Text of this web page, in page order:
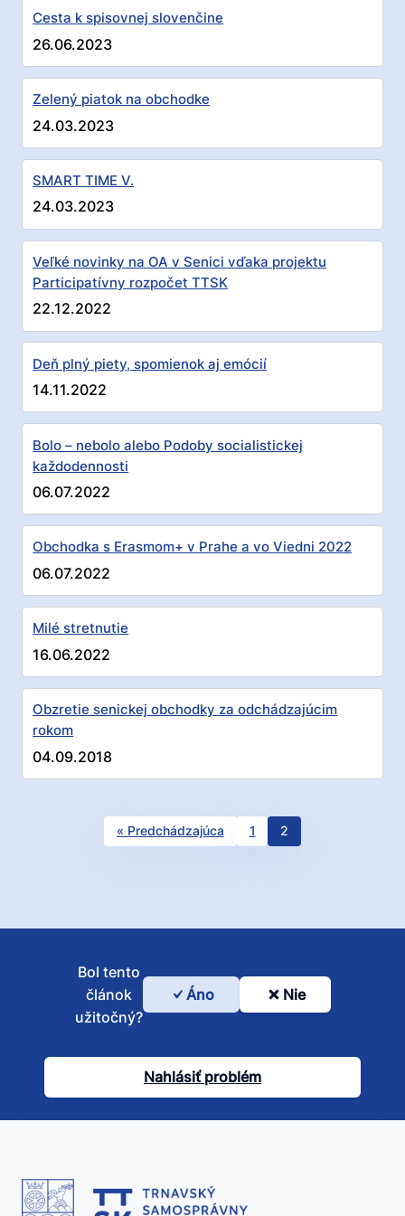
Cesta k spisovnej slovenčine
26.06.2023
Zelený piatok na obchodke
24.03.2023
SMART TIME V.
24.03.2023
Veľké novinky na OA v Senici vďaka projektu
Participatívny rozpočet TTSK
22.12.2022
Deň plný piety, spomienok aj emócií
14.11.2022
Bolo – nebolo alebo Podoby socialistickej
každodennosti
06.07.2022
Obchodka s Erasmom+ v Prahe a vo Viedni 2022
06.07.2022
Milé stretnutie
16.06.2022
Obzretie senickej obchodky za odchádzajúcim
rokom
04.09.2018
Results
navigation
« Predchádzajúca 1 2
Bol
článok
užitočný?
Bol tento
článok
užitočný?
Áno Nie
Nahlásiť problém